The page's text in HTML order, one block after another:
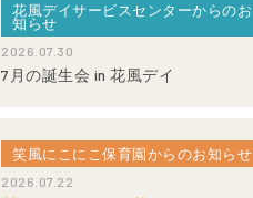
花風デイサービスセンターからのお
知らせ
2026.07.30
7月の誕生会 in 花風デイ
笑風にこにこ保育園からのお知らせ
2026.07.22